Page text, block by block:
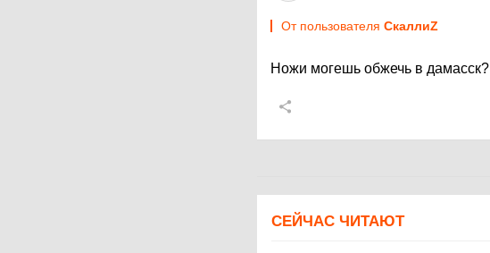
От пользователя СкаллиZ
Ножи могешь обжечь в дамасск?
СЕЙЧАС ЧИТАЮТ